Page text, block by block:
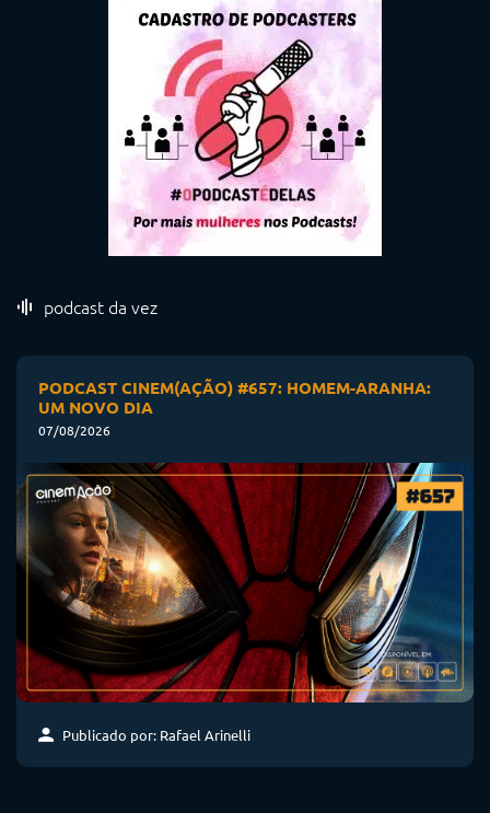
podcast da vez
PODCAST CINEM(AÇÃO) #657: HOMEM-ARANHA:
UM NOVO DIA
07/08/2026
Publicado por: Rafael Arinelli